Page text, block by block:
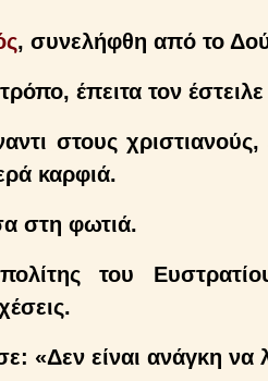
, συνελήφθη από το
έπειτα τον
στους
καρφιά.
στη φωτιά.
του
«Δεν είναι ανάγκη